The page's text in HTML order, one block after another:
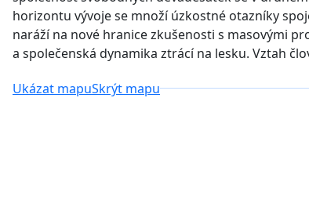
horizontu vývoje se množí úzkostné otazníky
naráží na nové hranice zkušenosti s masovými
a společenská dynamika ztrácí na lesku. Vztah
Ukázat mapuSkrýt mapu